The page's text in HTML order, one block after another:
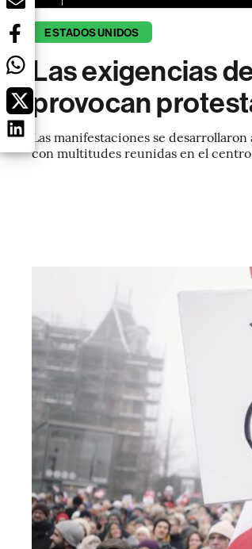
ESTADOS UNIDOS
Las exigencias
provocan
Las manifestaciones se
con multitudes reunidas en el centro